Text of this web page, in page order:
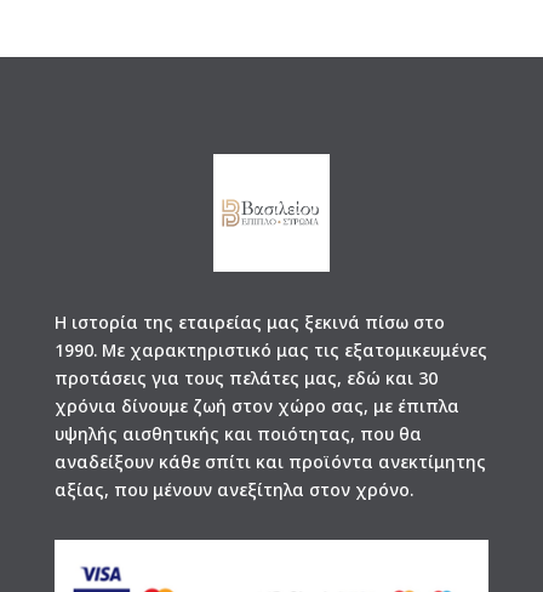
Η ιστορία της εταιρείας μας ξεκινά πίσω στο
1990. Με χαρακτηριστικό μας τις εξατομικευμένες
προτάσεις για τους πελάτες μας, εδώ και 30
χρόνια δίνουμε ζωή στον χώρο σας, με έπιπλα
υψηλής αισθητικής και ποιότητας, που θα
αναδείξουν κάθε σπίτι και προϊόντα ανεκτίμητης
αξίας, που μένουν ανεξίτηλα στον χρόνο.